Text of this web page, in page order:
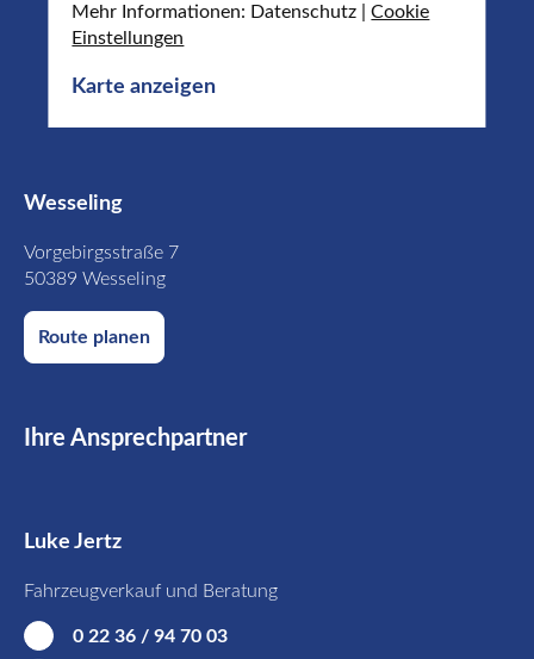
Mehr Informationen: Datenschutz |Cookie
Einstellungen
Karte anzeigen
Wesseling
Vorgebirgsstraße 7
50389 Wesseling
Route planen
Ihre Ansprechpartner
Luke Jertz
Fahrzeugverkauf und Beratung
0 22 36 / 94 70 03